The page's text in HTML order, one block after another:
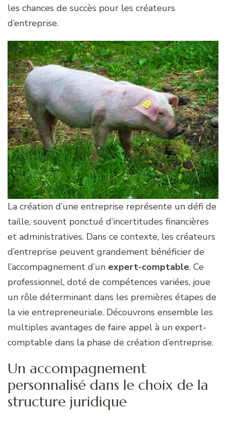
les chances de succès pour les créateurs
d’entreprise.
La création d’une entreprise représente un défi de
taille, souvent ponctué d’incertitudes financières
et administratives. Dans ce contexte, les créateurs
d’entreprise peuvent grandement bénéficier de
l’accompagnement d’un expert-comptable. Ce
professionnel, doté de compétences variées, joue
un rôle déterminant dans les premières étapes de
la vie entrepreneuriale. Découvrons ensemble les
multiples avantages de faire appel à un expert-
comptable dans la phase de création d’entreprise.
Un accompagnement
personnalisé dans le choix de la
structure juridique